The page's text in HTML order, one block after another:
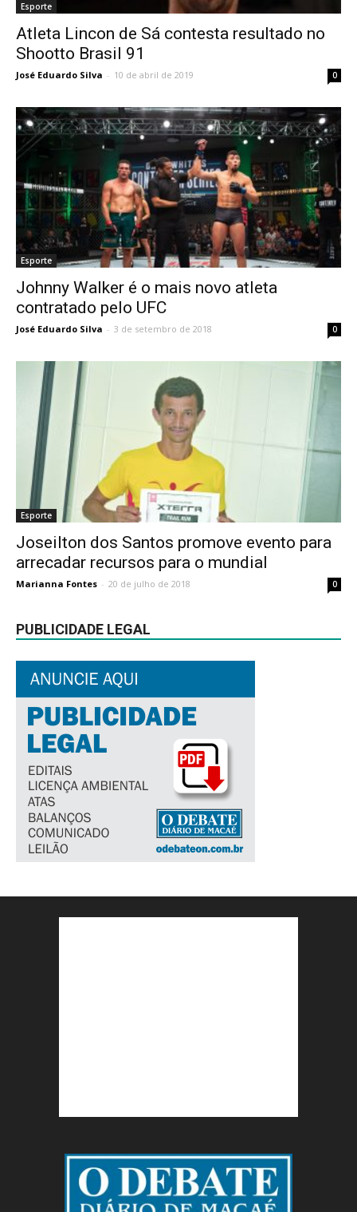
Esporte
Atleta Lincon de Sá contesta resultado no
Shootto Brasil 91
José Eduardo Silva - 10 de abril de 2019 0
Esporte
Johnny Walker é o mais novo atleta
contratado pelo UFC
José Eduardo Silva - 3 de setembro de 2018 0
Esporte
Joseilton dos Santos promove evento para
arrecadar recursos para o mundial
Marianna Fontes - 20 de julho de 2018 0
PUBLICIDADE LEGAL